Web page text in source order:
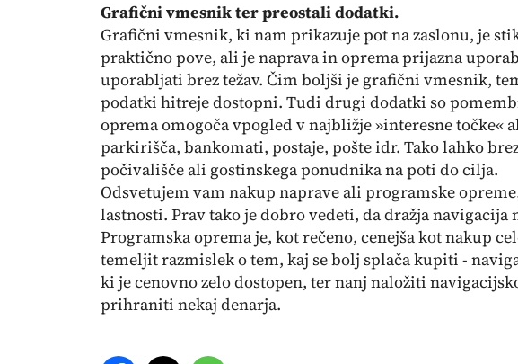
Grafični vmesnik ter preostali dodatki.
Grafični vmesnik, ki nam prikazuje pot na zaslonu, je
praktično pove, ali je naprava in oprema prijazna
uporabljati brez težav. Čim boljši je grafični vmesnik,
podatki hitreje dostopni. Tudi drugi dodatki so
oprema omogoča vpogled v najbližje »interesne točke«
parkirišča, bankomati, postaje, pošte idr. Tako lahko
počivališče ali gostinskega ponudnika na poti do cilja.
Odsvetujem vam nakup naprave ali programske
lastnosti. Prav tako je dobro vedeti, da dražja
Programska oprema je, kot rečeno, cenejša kot nakup
temeljit razmislek o tem, kaj se bolj splača kupiti -
ki je cenovno zelo dostopen, ter nanj naložiti
prihraniti nekaj denarja.